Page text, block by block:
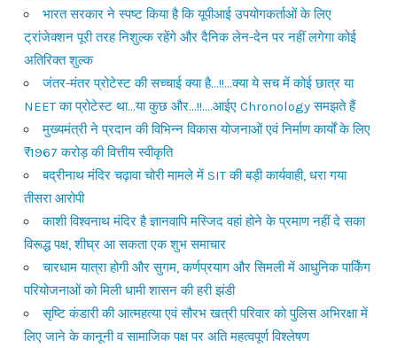
भारत सरकार ने स्पष्ट किया है कि यूपीआई उपयोगकर्ताओं के लिए
ट्रांजेक्शन पूरी तरह निशुल्क रहेंगे और दैनिक लेन-देन पर नहीं लगेगा कोई
अतिरिक्त शुल्क
जंतर-मंतर प्रोटेस्ट की सच्चाई क्या है…!!…क्या ये सच में कोई छात्र या
NEET का प्रोटेस्ट था…या कुछ और…!!….आईए Chronology समझते हैं
मुख्यमंत्री ने प्रदान की विभिन्न विकास योजनाओं एवं निर्माण कार्यों के लिए
₹1967 करोड़ की वित्तीय स्वीकृति
बद्रीनाथ मंदिर चढ़ावा चोरी मामले में SIT की बड़ी कार्यवाही, धरा गया
तीसरा आरोपी
काशी विश्वनाथ मंदिर है ज्ञानवापि मस्जिद वहां होने के प्रमाण नहीं दे सका
विरूद्ध पक्ष, शीघ्र आ सकता एक शुभ समाचार
चारधाम यात्रा होगी और सुगम, कर्णप्रयाग और सिमली में आधुनिक पार्किंग
परियोजनाओं को मिली धामी शासन की हरी झंडी
सृष्टि कंडारी की आत्महत्या एवं सौरभ खत्री परिवार को पुलिस अभिरक्षा में
लिए जाने के कानूनी व सामाजिक पक्ष पर अति महत्वपूर्ण विश्लेषण